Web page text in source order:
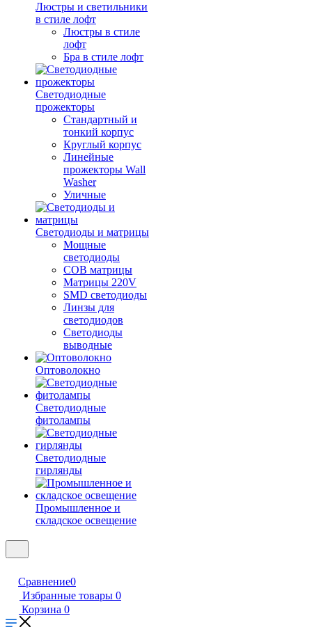
Люстры и светильники
в стиле лофт
Люстры в стиле
лофт
Бра в стиле лофт
Светодиодные
прожекторы
Стандартный и
тонкий корпус
Круглый корпус
Линейные
прожекторы Wall
Washer
Уличные
Светодиоды и матрицы
Мощные
светодиоды
COB матрицы
Матрицы 220V
SMD светодиоды
Линзы для
светодиодов
Светодиоды
выводные
Оптоволокно
Светодиодные
фитолампы
Светодиодные
гирлянды
Промышленное и
складское освещение
Сравнение0
Избранные товары 0
Корзина 0